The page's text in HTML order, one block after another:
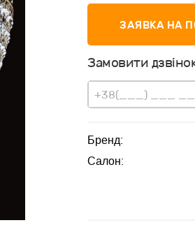
ЗАЯВКА НА
Замовити
Бренд:
Салон: